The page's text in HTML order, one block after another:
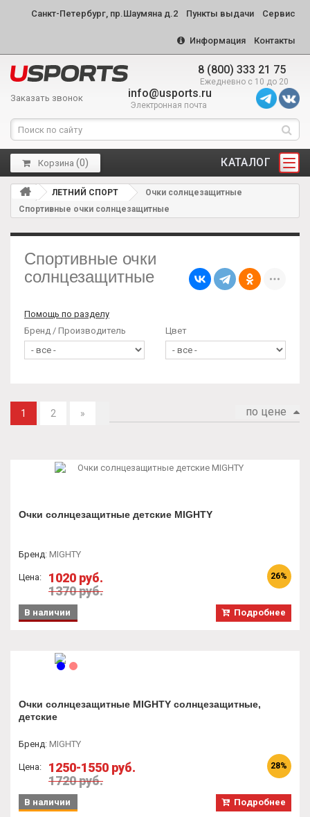
Санкт-Петербург, пр.Шаумяна д.2 Пункты выдачи Сервис
Информация Контакты
8 (800) 333 21 75
Ежедневно с 10 до 20
Заказать звонок info@usports.ru
Электронная почта
КАТАЛОГ
Корзина (0)
ЛЕТНИЙ СПОРТ
Очки солнцезащитные
Спортивные очки солнцезащитные
Спортивные очки
солнцезащитные
Помощь по разделу
Бренд / Производитель
Цвет
по цене
1 2 »
Очки солнцезащитные детские МIGHTY
Бренд: MIGHTY
Цена:
1020 руб.
1370 руб.
26%
Подробнее
В наличии
Очки солнцезащитные MIGHTY солнцезащитные,
детские
Бренд: MIGHTY
Цена:
1250-1550 руб.
1720 руб.
28%
Подробнее
В наличии